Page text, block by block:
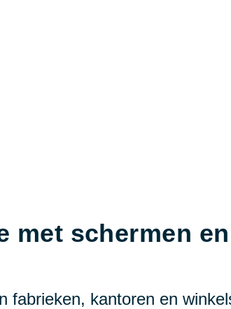
met schermen en
fabrieken, kantoren en